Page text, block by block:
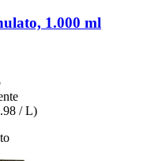
1.000 ml
/ L)